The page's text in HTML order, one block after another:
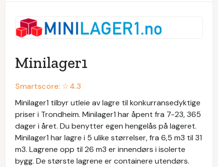
Minilager1
Smartscore: ☆4.3
Minilager1 tilbyr utleie av lagre til konkurransedyktige
priser i Trondheim. Minilager1 har åpent fra 7-23, 365
dager i året. Du benytter egen hengelås på lageret.
Minilager1 har lagre i 5 ulike størrelser, fra 6,5 m3 til 31
m3. Lagrene opp til 26 m3 er innendørs i isolerte
bygg. De største lagrene er containere utendørs.